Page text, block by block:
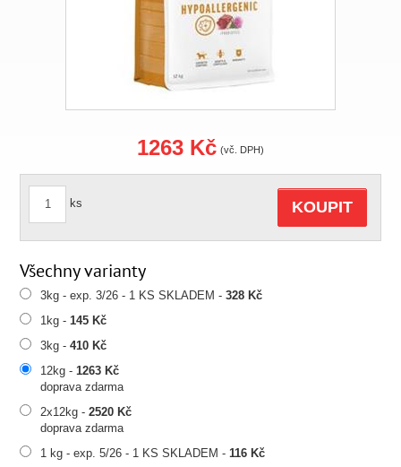
1263 Kč (vč. DPH)
ks KOUPIT
Všechny varianty
3kg - exp. 3/26 - 1 KS SKLADEM -328 Kč
1kg -145 Kč
3kg -410 Kč
12kg -1263 Kč
doprava zdarma
2x12kg -2520 Kč
doprava zdarma
1 kg - exp. 5/26 - 1 KS SKLADEM -116 Kč